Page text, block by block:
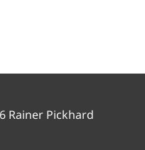
Rainer Pickhard